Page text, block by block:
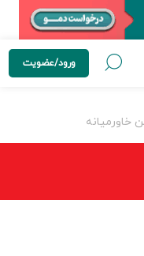
ورود/عضویت
خاورمیانه